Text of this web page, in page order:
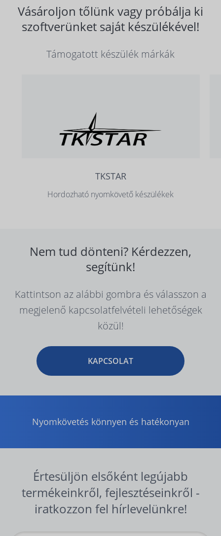
Vásároljon tőlünk vagy próbálja ki
szoftverünket saját készülékével!
Támogatott készülék márkák
TKSTAR
Hordozható nyomkövető készülékek
Nem tud dönteni? Kérdezzen,
segítünk!
Kattintson az alábbi gombra és válasszon a
megjelenő kapcsolatfelvételi lehetőségek
közül!
KAPCSOLAT
Nyomkövetés könnyen és hatékonyan
Értesüljön elsőként legújabb
termékeinkről, fejlesztéseinkről -
iratkozzon fel hírlevelünkre!